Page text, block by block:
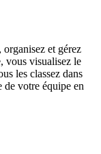
et gérez
vous visualisez le
les classez dans
de votre équipe en